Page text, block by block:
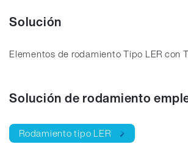
Solución
Elementos de rodamiento Tipo LER con
Solución de rodamiento
Rodamiento tipo LER